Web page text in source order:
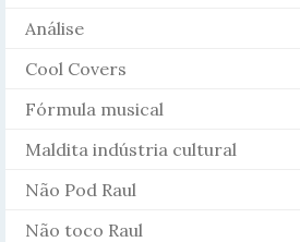
Análise
Cool Covers
Fórmula musical
Maldita indústria cultural
Não Pod Raul
Não toco Raul